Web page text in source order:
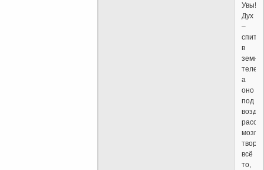
Увы!
Дух
–
спит
в
теле,
а
оно
под
мозга
творит
всё
то,